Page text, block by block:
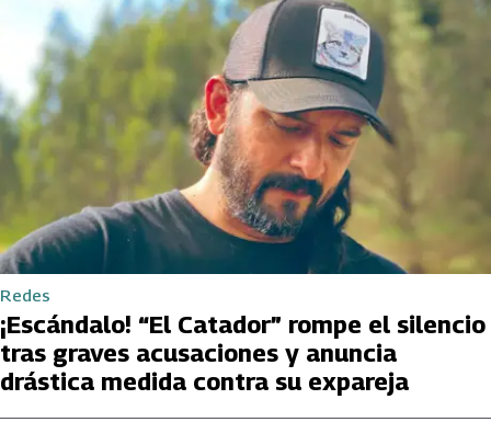
Redes
¡Escándalo! “El Catador” rompe el silencio
tras graves acusaciones y anuncia
drástica medida contra su expareja